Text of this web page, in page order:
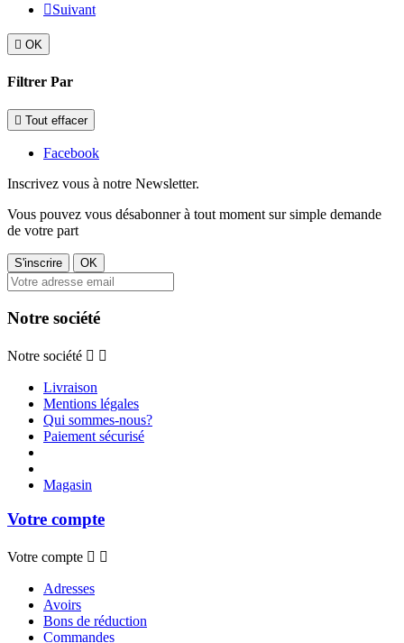
Suivant
 OK
Filtrer Par
 Tout effacer
Facebook
Inscrivez vous à notre Newsletter.
Vous pouvez vous désabonner à tout moment sur simple demande
de votre part
Notre société
Notre société  
Livraison
Mentions légales
Qui sommes-nous?
Paiement sécurisé
Magasin
Votre compte
Votre compte  
Adresses
Avoirs
Bons de réduction
Commandes